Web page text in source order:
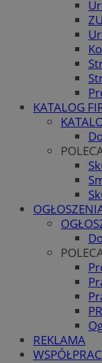
KATALOG
REKLAMA